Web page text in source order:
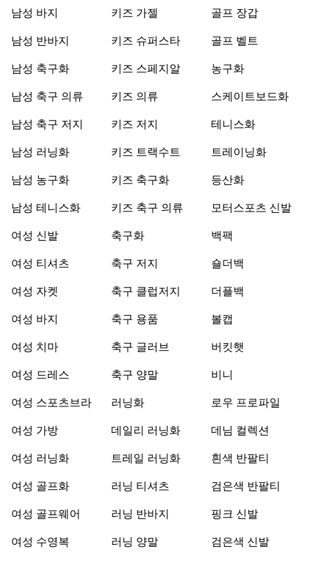
남성 바지
남성 반바지
남성 축구화
남성 축구 의류
남성 축구 저지
남성 러닝화
남성 농구화
남성 테니스화
여성 신발
여성 티셔츠
여성 자켓
여성 바지
여성 치마
여성 드레스
여성 스포츠브라
여성 가방
여성 러닝화
여성 골프화
여성 골프웨어
여성 수영복
키즈 가젤
키즈 슈퍼스타
키즈 스페지알
키즈 의류
키즈 저지
키즈 트랙수트
키즈 축구화
키즈 축구 의류
축구화
축구 저지
축구 클럽저지
축구 용품
축구 글러브
축구 양말
러닝화
데일리 러닝화
트레일 러닝화
러닝 티셔츠
러닝 반바지
러닝 양말
골프 장갑
골프 벨트
농구화
스케이트보드화
테니스화
트레이닝화
등산화
모터스포츠 신발
백팩
숄더백
더플백
볼캡
버킷햇
비니
로우 프로파일
데님 컬렉션
흰색 반팔티
검은색 반팔티
핑크 신발
검은색 신발